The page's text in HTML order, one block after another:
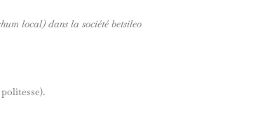
local) dans la société betsileo